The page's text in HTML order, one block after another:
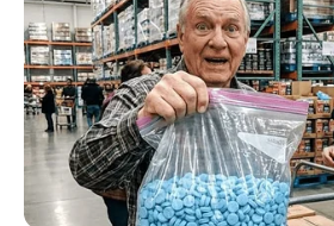
Пов’язаний запис
ПАРТНЕРСЬКІ МАТЕРІАЛИ ПОДІЇ